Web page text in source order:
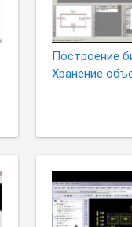
Построение
Хранение